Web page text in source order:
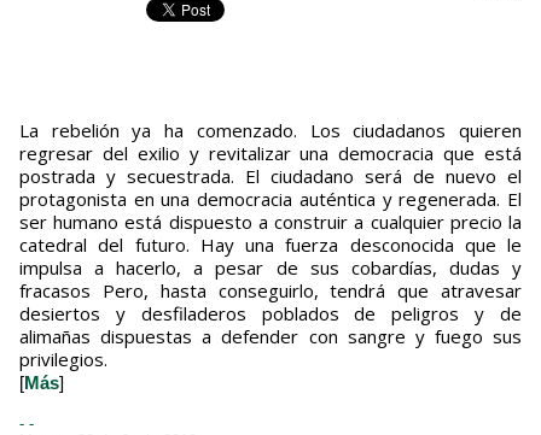
La rebelión ya ha comenzado. Los ciudadanos quieren
regresar del exilio y revitalizar una democracia que está
postrada y secuestrada. El ciudadano será de nuevo el
protagonista en una democracia auténtica y regenerada. El
ser humano está dispuesto a construir a cualquier precio la
catedral del futuro. Hay una fuerza desconocida que le
impulsa a hacerlo, a pesar de sus cobardías, dudas y
fracasos Pero, hasta conseguirlo, tendrá que atravesar
desiertos y desfiladeros poblados de peligros y de
alimañas dispuestas a defender con sangre y fuego sus
privilegios.
[Más]
- -